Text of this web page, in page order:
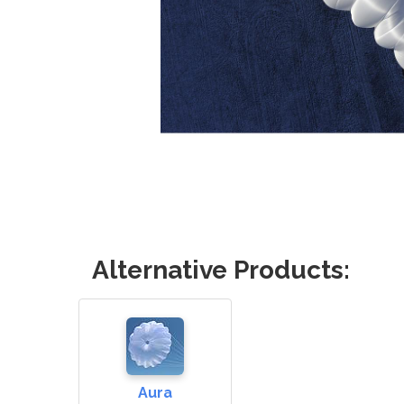
Alternative Products:
Aura